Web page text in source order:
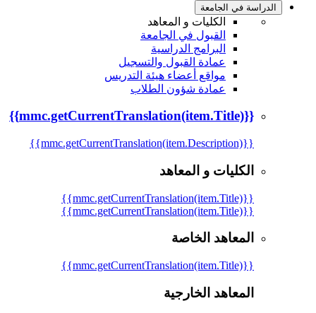
الدراسة في الجامعة
الكليات و المعاهد
القبول في الجامعة
البرامج الدراسية
عمادة القبول والتسجيل
مواقع أعضاء هيئة التدريس
عمادة شؤون الطلاب
{{mmc.getCurrentTranslation(item.Title)}}
{{mmc.getCurrentTranslation(item.Description)}}
الكليات و المعاهد
{{mmc.getCurrentTranslation(item.Title)}}
{{mmc.getCurrentTranslation(item.Title)}}
المعاهد الخاصة
{{mmc.getCurrentTranslation(item.Title)}}
المعاهد الخارجية